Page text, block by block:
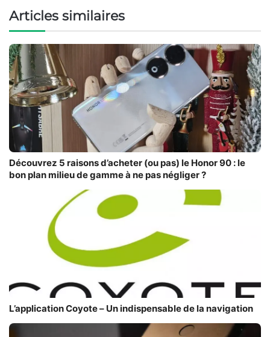
Articles similaires
Découvrez 5 raisons d’acheter (ou pas) le Honor 90 : le
bon plan milieu de gamme à ne pas négliger ?
L’application Coyote – Un indispensable de la navigation